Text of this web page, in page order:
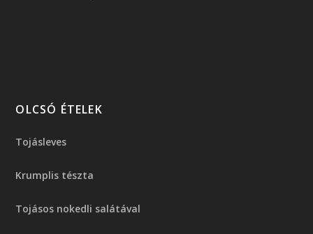
OLCSÓ ÉTELEK
Tojásleves
Krumplis tészta
Tojásos nokedli salátával